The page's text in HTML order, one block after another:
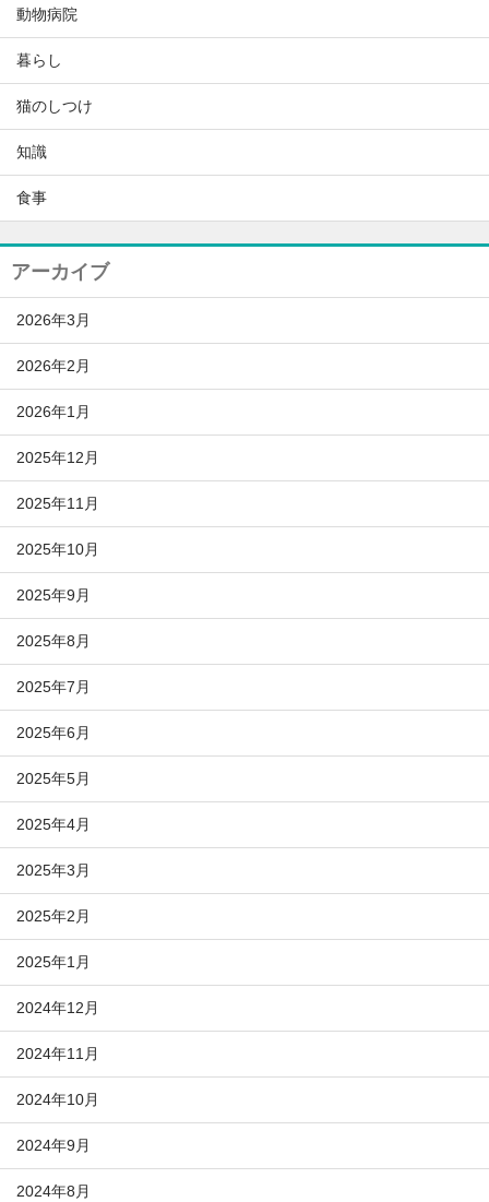
動物病院
暮らし
猫のしつけ
知識
食事
アーカイブ
2026年3月
2026年2月
2026年1月
2025年12月
2025年11月
2025年10月
2025年9月
2025年8月
2025年7月
2025年6月
2025年5月
2025年4月
2025年3月
2025年2月
2025年1月
2024年12月
2024年11月
2024年10月
2024年9月
2024年8月